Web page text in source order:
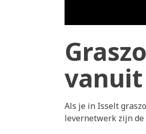
vanuit
Als je in Isselt
levernetwerk zijn